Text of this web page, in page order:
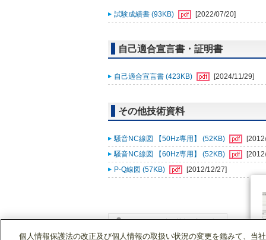
試験成績書 (93KB) [2022/07/20]
自己適合宣言書・証明書
自己適合宣言書 (423KB) [2024/11/29]
その他技術資料
騒音NC線図 【50Hz専用】 (52KB)
騒音NC線図 【60Hz専用】 (52KB)
P-Q線図 (57KB)
[2012/12/27]
個人情報保護法の改正及び個人情報の取扱い状況の変更を鑑みて、当